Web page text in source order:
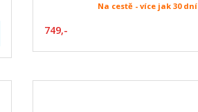
Na cestě - více jak 30 dní
749,-